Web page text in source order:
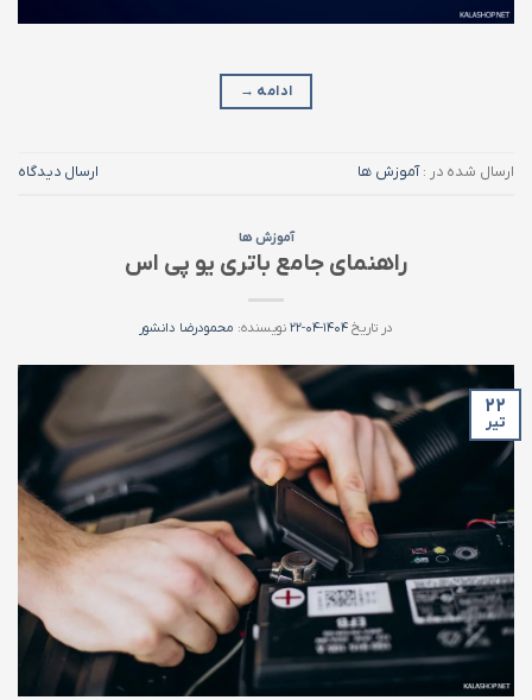
ادامه →
ارسال شده در :آموزش ها ارسال دیدگاه
آموزش ها
راهنمای جامع باتری یو پی اس
در تاریخ ۱۴۰۴-۰۴-۲۲ نویسنده: محمودرضا دانشور
۲۲
تیر